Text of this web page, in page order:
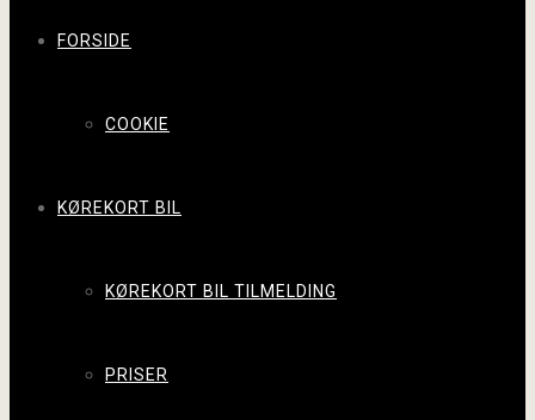
FORSIDE
COOKIE
KØREKORT BIL
KØREKORT BIL TILMELDING
PRISER